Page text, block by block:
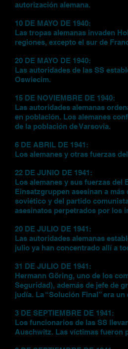
autorización alemana.
10 DE MAYO DE 1940:
Las tropas alemanas invaden
regiones, excepto el sur de
20 DE MAYO DE 1940:
Las autoridades de las SS
Oswiecim.
15 DE NOVIEMBRE DE 1940:
Las autoridades alemanas
en población. Los alemanes
de la población de Varsovia.
6 DE ABRIL DE 1941:
Los alemanes y otras fuerzas
22 DE JUNIO DE 1941:
Los alemanes y sus fuerzas del
Einsatzgruppen asesinan a
soviético y del partido
asesinatos perpetrados por los
20 DE JULIO DE 1941:
Las autoridades alemanas
julio ya han concentrado allí a
31 DE JULIO DE 1941:
Hermann Göring, uno de los
Seguridad), además de jefe de
judía. La “Solución Final” era
3 DE SEPTIEMBRE DE 1941:
Los funcionarios de las SS
Auschwitz. Las víctimas fueron